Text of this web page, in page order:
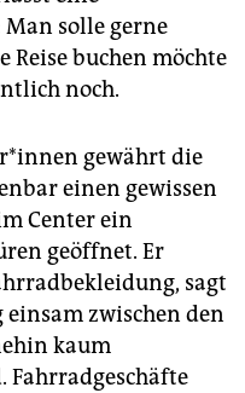
solle gerne
buchen möchte
noch.
gewährt die
einen gewissen
Center ein
geöffnet. Er
sagt
zwischen den
kaum
Fahrradgeschäfte